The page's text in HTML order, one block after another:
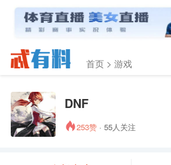
首页 > 游戏
DNF
253赞 · 55人关注